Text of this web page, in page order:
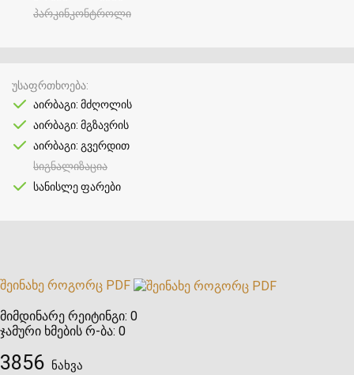
პარკინკონტროლი
უსაფრთხოება
აირბაგი: მძღოლის
აირბაგი: მგზავრის
აირბაგი: გვერდით
სიგნალიზაცია
სანისლე ფარები
შეინახე როგორც PDF
მიმდინარე რეიტინგი: 0
ჯამური ხმების რ-ბა: 0
3856 ნახვა